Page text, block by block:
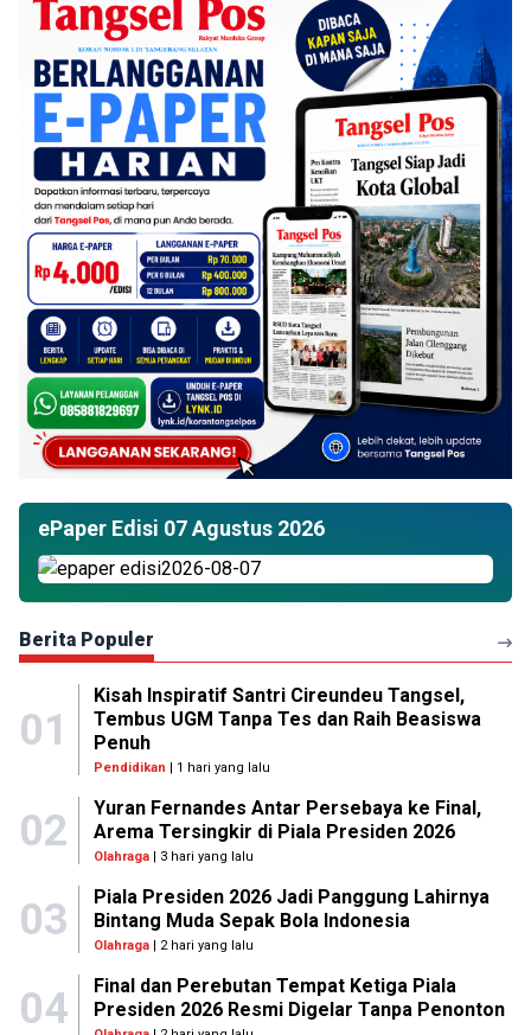
ePaper Edisi 07 Agustus 2026
Berita Populer
01
Kisah Inspiratif Santri Cireundeu Tangsel,
Tembus UGM Tanpa Tes dan Raih Beasiswa
Penuh
Pendidikan | 1 hari yang lalu
02
Yuran Fernandes Antar Persebaya ke Final,
Arema Tersingkir di Piala Presiden 2026
Olahraga| 3 hari yang lalu
03
Piala Presiden 2026 Jadi Panggung Lahirnya
Bintang Muda Sepak Bola Indonesia
Olahraga| 2 hari yang lalu
04
Final dan Perebutan Tempat Ketiga Piala
Presiden 2026 Resmi Digelar Tanpa Penonton